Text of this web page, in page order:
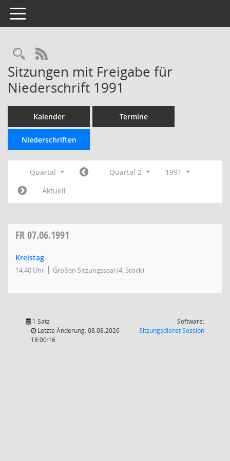
Toggle navigation
Rechercheauswahl
RSS-Feed
Sitzungen mit Freigabe für
Niederschrift 1991
Kalender Termine
Niederschriften
Quartal Quartal 2
1991
Aktuell
FR07.06.1991
Kreistag
14:40 Uhr Großen Sitzungssaal (4. Stock)
1 Satz
Letzte Änderung: 08.08.2026
18:00:16
Software:
SitzungsdienstSession(Wird in